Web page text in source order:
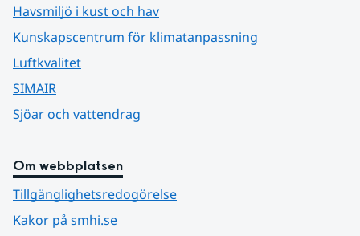
Havsmiljö i kust och hav
Kunskapscentrum för klimatanpassning
Luftkvalitet
SIMAIR
Sjöar och vattendrag
Om webbplatsen
Tillgänglighetsredogörelse
Kakor på smhi.se